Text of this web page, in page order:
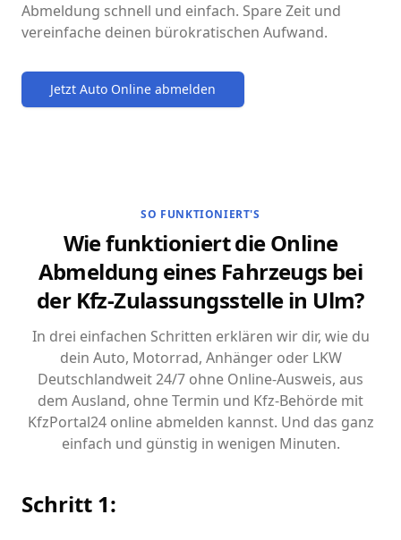
Abmeldung schnell und einfach. Spare Zeit und
vereinfache deinen bürokratischen Aufwand.
Jetzt Auto Online abmelden
SO FUNKTIONIERT'S
Wie funktioniert die Online
Abmeldung eines Fahrzeugs bei
der Kfz-Zulassungsstelle in Ulm?
In drei einfachen Schritten erklären wir dir, wie du
dein Auto, Motorrad, Anhänger oder LKW
Deutschlandweit 24/7 ohne Online-Ausweis, aus
dem Ausland, ohne Termin und Kfz-Behörde mit
KfzPortal24 online abmelden kannst. Und das ganz
einfach und günstig in wenigen Minuten.
Schritt 1: